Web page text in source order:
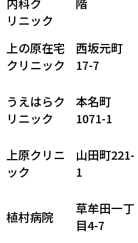
リニック
上の原在宅
クリニック
西坂元町
17-7
うえはらク
リニック
本名町
1071-1
上原クリニ
ック
山田町221-
1
植村病院
草牟田一丁
目4-7